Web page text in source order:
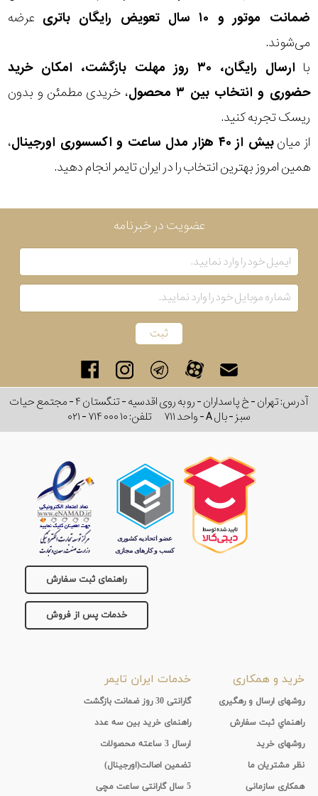
ضمانت موتور و ۱۰ سال تعویض رایگان باتری
عرضه
می‌شوند.
با
ارسال رایگان، ۳۰ روز مهلت بازگشت، امکان خرید
حضوری و انتخاب بین ۳ محصول
، خریدی مطمئن و بدون
ریسک تجربه کنید.
از میانبیش از ۴۰ هزار مدل ساعت و اکسسوری اورجینال
،
همین امروز بهترین انتخاب را در ایران تایمر انجام دهید.
عضویت در خبرنامه
آدرس: تهران - خ پاسداران - رو به روی اقدسیه - تنگستان ۴ - مجتمع حیات
سبز - بال A - واحد ۷۱۱
تلفن:۰۲۱ - ۷۱۴ ۰۰۰ ۱۰
راهنمای ثبت سفارش
خدمات پس از فروش
خرید و همکاری
روشهای ارسال و رهگیری
راهنماي ثبت سفارش
روشهای خرید
نظر مشتریان ما
همکاری سازمانی
خدمات ایران تایمر
گارانتی 30 روز ضمانت بازگشت
راهنمای خرید بین سه عدد
ارسال 3 ساعته محصولات
تضمین اصالت(اورجینال)
5 سال گارانتی ساعت مچی